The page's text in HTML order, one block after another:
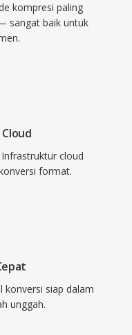
kompresi paling
sangat baik untuk
cloud
format.
konversi siap dalam
unggah.